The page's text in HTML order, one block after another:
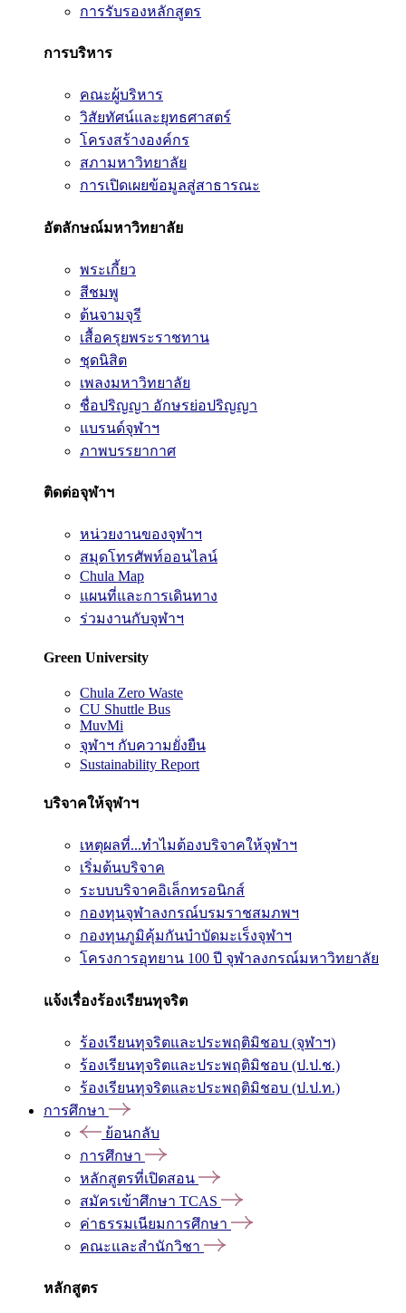
การรับรองหลักสูตร
การบริหาร
คณะผู้บริหาร
วิสัยทัศน์และยุทธศาสตร์
โครงสร้างองค์กร
สภามหาวิทยาลัย
การเปิดเผยข้อมูลสู่สาธารณะ
อัตลักษณ์มหาวิทยาลัย
พระเกี้ยว
สีชมพู
ต้นจามจุรี
เสื้อครุยพระราชทาน
ชุดนิสิต
เพลงมหาวิทยาลัย
ชื่อปริญญา อักษรย่อปริญญา
แบรนด์จุฬาฯ
ภาพบรรยากาศ
ติดต่อจุฬาฯ
หน่วยงานของจุฬาฯ
สมุดโทรศัพท์ออนไลน์
Chula Map
แผนที่และการเดินทาง
ร่วมงานกับจุฬาฯ
Green University
Chula Zero Waste
CU Shuttle Bus
MuvMi
จุฬาฯ กับความยั่งยืน
Sustainability Report
บริจาคให้จุฬาฯ
เหตุผลที่...ทำไมต้องบริจาคให้จุฬาฯ
เริ่มต้นบริจาค
ระบบบริจาคอิเล็กทรอนิกส์
กองทุนจุฬาลงกรณ์บรมราชสมภพฯ
กองทุนภูมิคุ้มกันบำบัดมะเร็งจุฬาฯ
โครงการอุทยาน 100 ปี จุฬาลงกรณ์มหาวิทยาลัย
แจ้งเรื่องร้องเรียนทุจริต
ร้องเรียนทุจริตและประพฤติมิชอบ (จุฬาฯ)
ร้องเรียนทุจริตและประพฤติมิชอบ (ป.ป.ช.)
ร้องเรียนทุจริตและประพฤติมิชอบ (ป.ป.ท.)
การศึกษา
ย้อนกลับ
การศึกษา
หลักสูตรที่เปิดสอน
สมัครเข้าศึกษา TCAS
ค่าธรรมเนียมการศึกษา
คณะและสำนักวิชา
หลักสูตร